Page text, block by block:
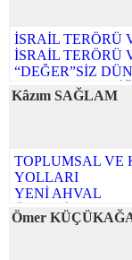
İSRAİL TERÖRÜ
İSRAİL TERÖRÜ
“DEĞER”SİZ
BAYRAM
KİTAB-MÎZÂN-
TÜRKİYE VE
GEREKLİLİĞİ-1
ATALETİMİZİN
BAYRAM
Kâzım SAĞLAM
TOPLUMSAL VE
YOLLARI
YENİ AHVAL
ÜLKENİN
KARGAŞA
Ömer